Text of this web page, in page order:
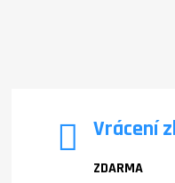
Vrácení
ZDARMA